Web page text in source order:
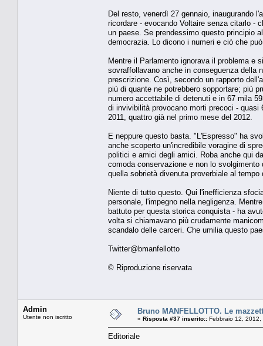
Del resto, venerdì 27 gennaio, inaugurando
ricordare - evocando Voltaire senza citarlo -
un paese. Se prendessimo questo principio
democrazia. Lo dicono i numeri e ciò che
Mentre il Parlamento ignorava il problema e
sovraffollavano anche in conseguenza della
prescrizione. Così, secondo un rapporto
più di quante ne potrebbero sopportare; più
numero accettabile di detenuti e in 67 mila
di invivibilità provocano morti precoci - quasi
2011, quattro già nel primo mese del 2012.
E neppure questo basta. "L'Espresso" ha
anche scoperto un'incredibile voragine di
politici e amici degli amici. Roba anche qui
comoda conservazione e non lo
quella sobrietà divenuta proverbiale al
Niente di tutto questo. Qui l'inefficienza
personale, l'impegno nella negligenza.
battuto per questa storica conquista - ha
volta si chiamavano più crudamente
scandalo delle carceri. Che umilia questo
Twitter@bmanfellotto
© Riproduzione riservata
Admin
Utente non iscritto
Bruno MANFELLOTTO. Le
« Risposta #37 inserito:: Febbraio 12,
Editoriale